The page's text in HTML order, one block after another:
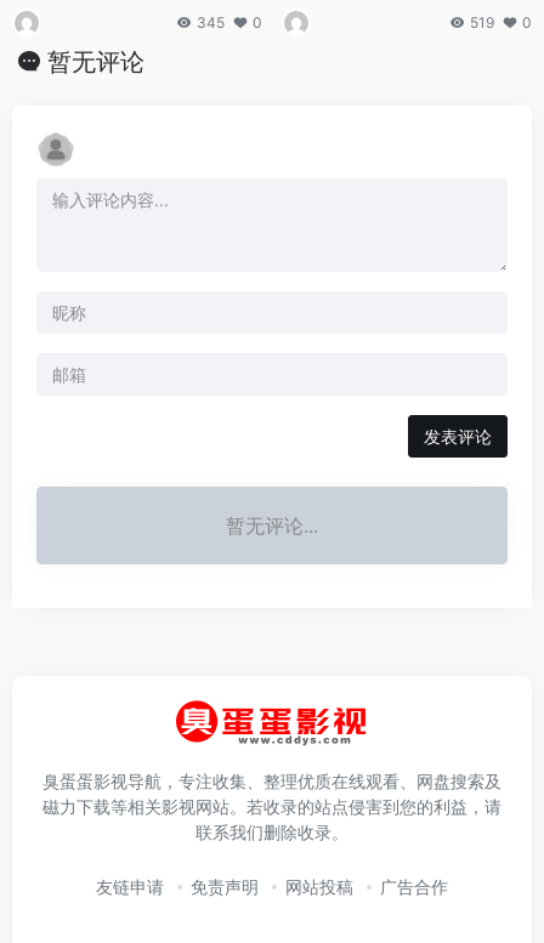
345 0 519 0
暂无评论
发表评论
暂无评论...
臭蛋蛋影视导航，专注收集、整理优质在线观看、网盘搜索及
磁力下载等相关影视网站。若收录的站点侵害到您的利益，请
联系我们删除收录。
友链申请 免责声明 网站投稿 广告合作